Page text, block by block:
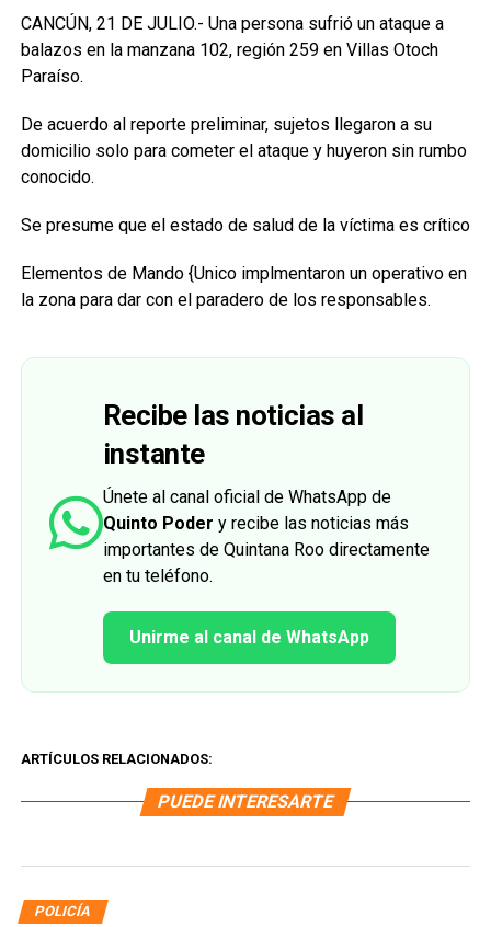
CANCÚN, 21 DE JULIO.- Una persona sufrió un ataque a
balazos en la manzana 102, región 259 en Villas Otoch
Paraíso.
De acuerdo al reporte preliminar, sujetos llegaron a su
domicilio solo para cometer el ataque y huyeron sin rumbo
conocido.
Se presume que el estado de salud de la víctima es crítico
Elementos de Mando {Unico implmentaron un operativo en
la zona para dar con el paradero de los responsables.
Recibe las noticias al
instante
Únete al canal oficial de WhatsApp de
Quinto Poder y recibe las noticias más
importantes de Quintana Roo directamente
en tu teléfono.
Unirme al canal de WhatsApp
ARTÍCULOS RELACIONADOS:
PUEDE INTERESARTE
POLICÍA